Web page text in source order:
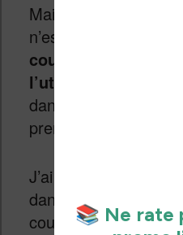
Mais, cela ne veut
n’est pas utilisable –
couleurs
l’utilisation de la
dans la bibliothèque
prennent une
J’ai même passé
dans la librairie juste
couvertures des